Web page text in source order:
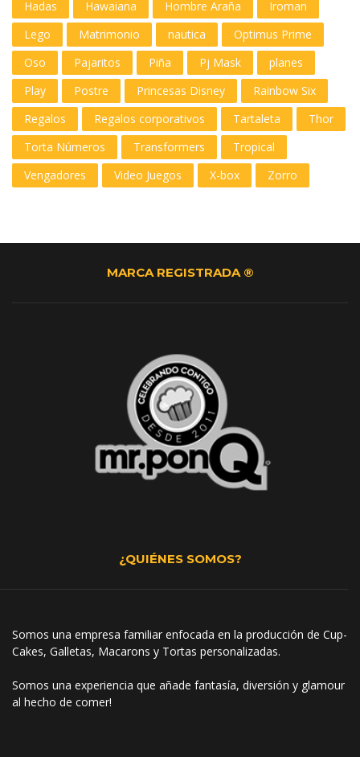
Hadas
Hawaiana Hombre Araña
Iroman
Lego
Matrimonio nautica
Optimus Prime
Oso
Pajaritos Piña Pj Mask
planes
Play
Postre Princesas Disney
Rainbow Six
Regalos
Regalos corporativos Tartaleta
Thor
Torta Números
Transformers
Tropical
Vengadores
Video Juegos X-box Zorro
MARCA REGISTRADA ®
¿QUIÉNES SOMOS?
Somos una empresa familiar enfocada en la producción de Cup-
Cakes, Galletas, Macarons y Tortas personalizadas.
Somos una experiencia que añade fantasía, diversión y glamour
al hecho de comer!